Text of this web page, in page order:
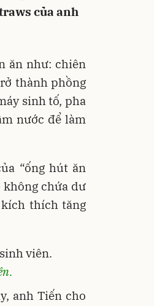
của anh
ăn như: chiên
thành phồng
sinh tố, pha
nước để làm
“ống hút ăn
không chứa dư
thích tăng
anh Tiến cho